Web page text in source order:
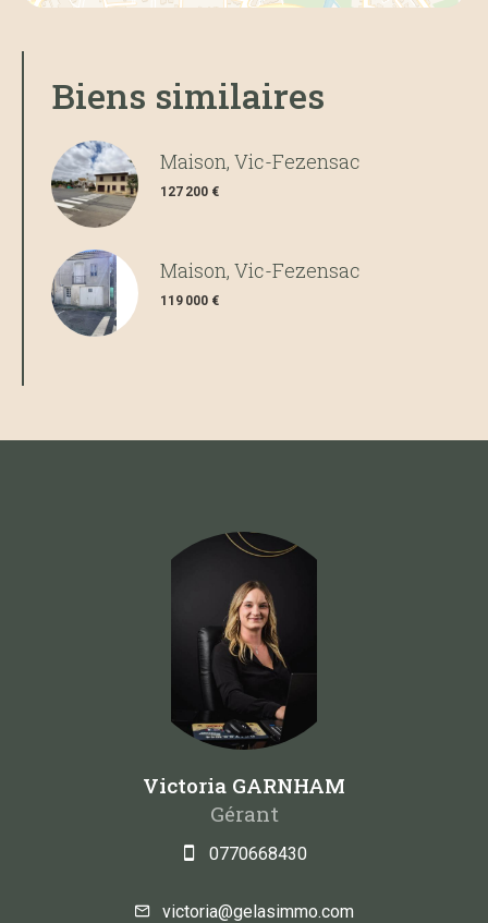
Biens similaires
Maison, Vic-Fezensac
127 200 €
Maison, Vic-Fezensac
119 000 €
Victoria GARNHAM
Gérant
0770668430
victoria@gelasimmo.com